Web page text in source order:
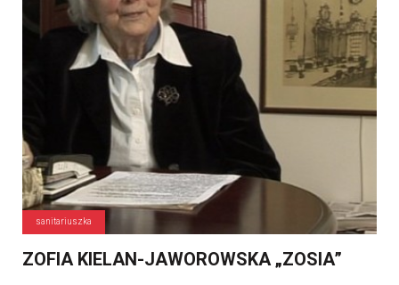
sanitariuszka
ZOFIA KIELAN-JAWOROWSKA „ZOSIA”